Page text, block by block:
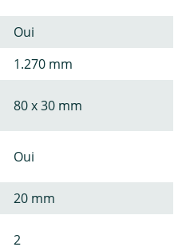
Oui
1.270 mm
80 x 30 mm
Oui
20 mm
2